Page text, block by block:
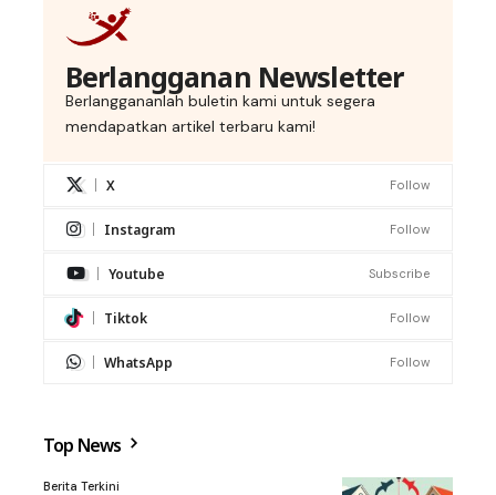
Berlangganan Newsletter
Berlanggananlah buletin kami untuk segera
mendapatkan artikel terbaru kami!
X Follow
Instagram Follow
Youtube Subscribe
Tiktok Follow
WhatsApp Follow
Top News
Berita Terkini